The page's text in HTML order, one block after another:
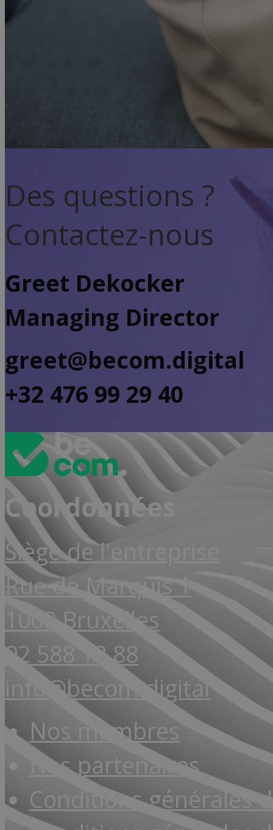
Des questions ?
Contactez-nous
Greet Dekocker
Managing Director
greet@becom.digital
+32 476 99 29 40
Coordonnées
Siège de l'entreprise
Rue de Marquis 1
1000 Bruxelles
02 588 18 88
info@becom.digital
Nos membres
Nos partenaires
Conditions générales